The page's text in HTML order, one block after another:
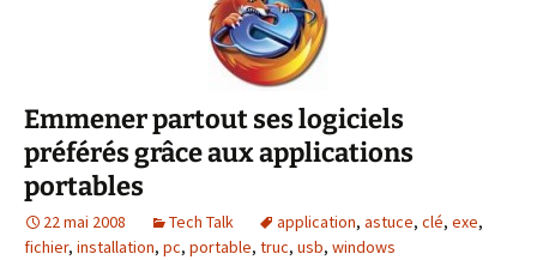
Emmener partout ses logiciels
préférés grâce aux applications
portables
22 mai 2008 Tech Talk application, astuce, clé, exe,
fichier, installation, pc, portable, truc, usb, windows